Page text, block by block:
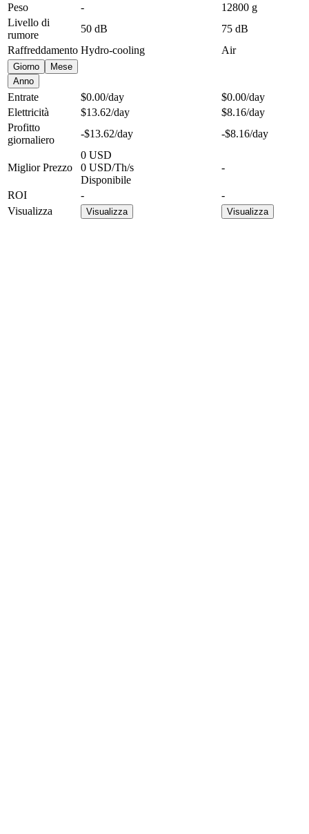
Peso
-
12800 g
Livello di
rumore
50 dB
75 dB
Raffreddamento Hydro-cooling Air
Giorno
Mese
Anno
Entrate $0.00/day $0.00/day
Elettricità
$13.62/day $8.16/day
Profitto
giornaliero
-$13.62/day -$8.16/day
Miglior Prezzo
0 USD
0 USD/Th/s
Disponibile
-
ROI -
-
Visualizza
Visualizza Visualizza